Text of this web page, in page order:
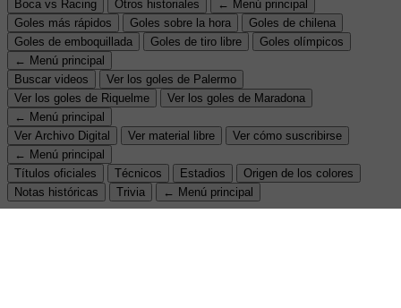
Boca vs Racing
Otros historiales
← Menú principal
Goles más rápidos
Goles sobre la hora
Goles de chilena
Goles de emboquillada
Goles de tiro libre
Goles olímpicos
← Menú principal
Buscar videos
Ver los goles de Palermo
Ver los goles de Riquelme
Ver los goles de Maradona
← Menú principal
Ver Archivo Digital
Ver material libre
Ver cómo suscribirse
← Menú principal
Títulos oficiales
Técnicos Estadios
Origen de los colores
Notas históricas
Trivia ← Menú principal